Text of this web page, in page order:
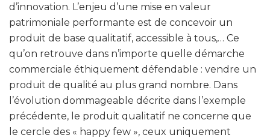
d’innovation. L’enjeu d’une mise en valeur
patrimoniale performante est de concevoir un
produit de base qualitatif, accessible à tous,… Ce
qu’on retrouve dans n’importe quelle démarche
commerciale éthiquement défendable : vendre un
produit de qualité au plus grand nombre. Dans
l’évolution dommageable décrite dans l’exemple
précédente, le produit qualitatif ne concerne que
le cercle des « happy few », ceux uniquement